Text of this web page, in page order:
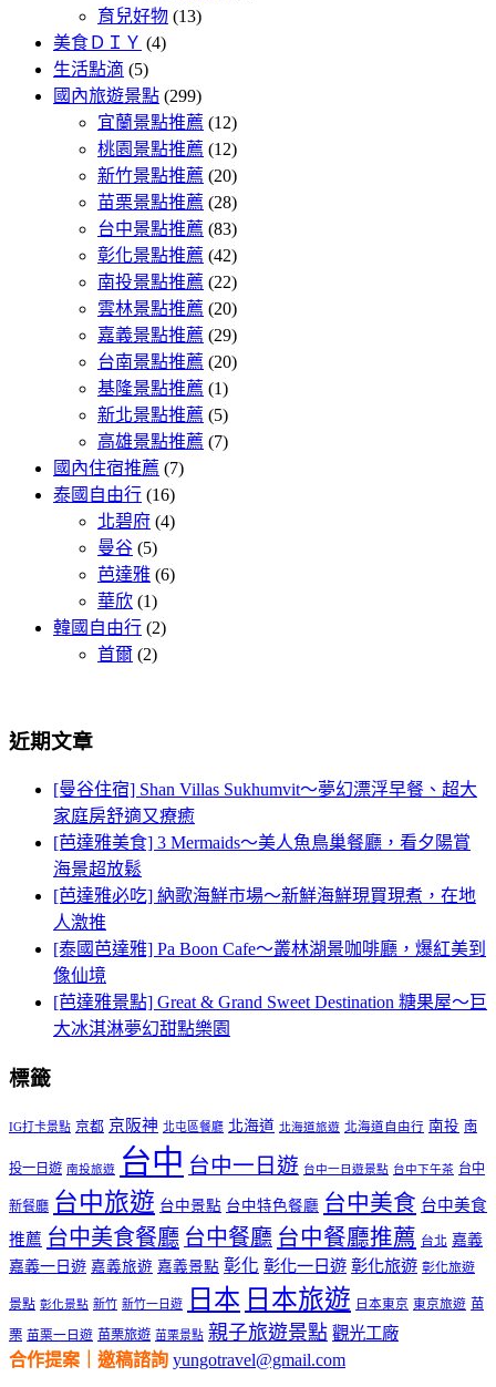
育兒好物 (13)
美食ＤＩＹ (4)
生活點滴 (5)
國內旅遊景點 (299)
宜蘭景點推薦 (12)
桃園景點推薦 (12)
新竹景點推薦 (20)
苗栗景點推薦 (28)
台中景點推薦 (83)
彰化景點推薦 (42)
南投景點推薦 (22)
雲林景點推薦 (20)
嘉義景點推薦 (29)
台南景點推薦 (20)
基隆景點推薦 (1)
新北景點推薦 (5)
高雄景點推薦 (7)
國內住宿推薦 (7)
泰國自由行 (16)
北碧府 (4)
曼谷 (5)
芭達雅 (6)
華欣 (1)
韓國自由行 (2)
首爾 (2)
近期文章
[曼谷住宿] Shan Villas Sukhumvit～夢幻漂浮早餐、超大
家庭房舒適又療癒
[芭達雅美食] 3 Mermaids～美人魚鳥巢餐廳，看夕陽賞
海景超放鬆
[芭達雅必吃] 納歌海鮮市場～新鮮海鮮現買現煮，在地
人激推
[泰國芭達雅] Pa Boon Cafe～叢林湖景咖啡廳，爆紅美到
像仙境
[芭達雅景點] Great & Grand Sweet Destination 糖果屋～巨
大冰淇淋夢幻甜點樂園
標籤
IG打卡景點 京都 京阪神 北屯區餐廳 北海道 北海道旅遊 北海道自由行 南投 南
投一日遊 南投旅遊 台中 台中一日遊 台中一日遊景點 台中下午茶 台中
新餐廳 台中旅遊 台中景點 台中特色餐廳 台中美食 台中美食
推薦 台中美食餐廳 台中餐廳 台中餐廳推薦 台北 嘉義
嘉義一日遊 嘉義旅遊 嘉義景點 彰化 彰化一日遊 彰化旅遊 彰化旅遊
景點 彰化景點 新竹 新竹一日遊 日本 日本旅遊 日本東京 東京旅遊 苗
栗 苗栗一日遊 苗栗旅遊 苗栗景點 親子旅遊景點 觀光工廠
合作提案｜邀稿諮詢 yungotravel@gmail.com